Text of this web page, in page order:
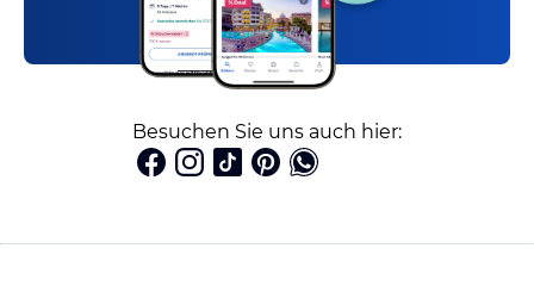
Besuchen Sie uns auch hier: